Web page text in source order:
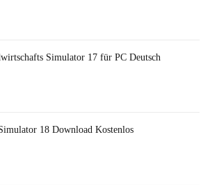
Simulator 17 für PC Deutsch
18 Download Kostenlos